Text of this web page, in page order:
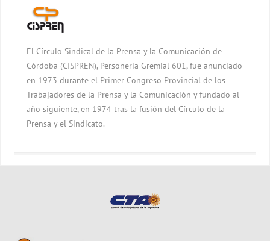
El Círculo Sindical de la Prensa y la Comunicación de
Córdoba (CISPREN), Personería Gremial 601, fue anunciado
en 1973 durante el Primer Congreso Provincial de los
Trabajadores de la Prensa y la Comunicación y fundado al
año siguiente, en 1974 tras la fusión del Círculo de la
Prensa y el Sindicato.